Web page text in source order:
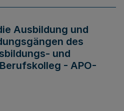
Ausbildung und
des
und
- APO-